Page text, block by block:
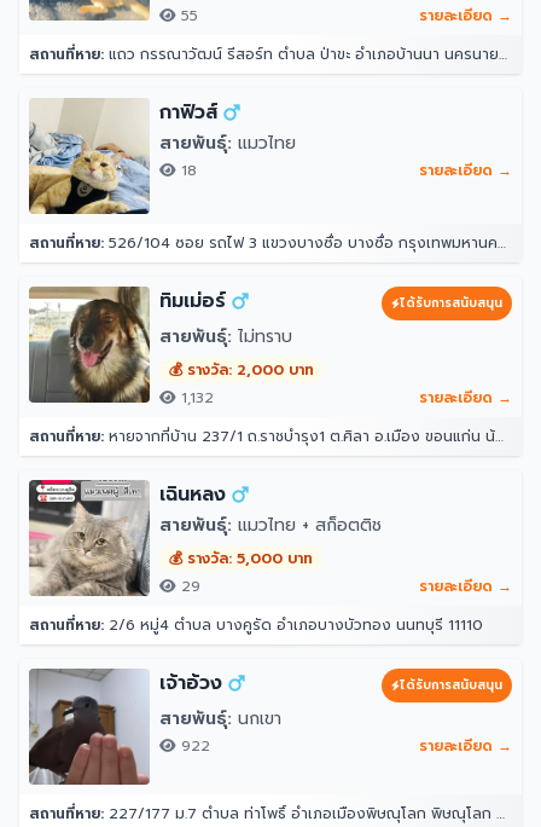
55
รายละเอียด →
สถานที่หาย: แถว กรรณาวัฒน์ รีสอร์ท ตำบล ป่าขะ อำเภอบ้านนา นครนายก 26110
กาฟิวส์
สายพันธุ์: แมวไทย
18 รายละเอียด →
สถานที่หาย: 526/104 ซอย รถไฟ 3 แขวงบางซื่อ บางซื่อ กรุงเทพมหานคร 10800
ทิมเม่อร์ ได้รับการสนับสนุน
สายพันธุ์: ไม่ทราบ
💰 รางวัล: 2,000 บาท
1,132
รายละเอียด →
สถานที่หาย: หายจากที่บ้าน 237/1 ถ.ราชบำรุง1 ต.ศิลา อ.เมือง ขอนแก่น น้องลอดรั้วบ้านออกไปตอนกลางคืนหลังเที่ยงคืนแล้วไม่ได้กลับเข้ามาอีก ตอนออกไปออกไป 3 ตัว แต่เช้ามาเจอกลับมาแค่ 2 ตัว น้องเคยหายไปแบบนี้ 3 วันเรากลับมา
เฉินหลง
สายพันธุ์: แมวไทย + สก็อตติช
💰 รางวัล: 5,000 บาท
29
รายละเอียด →
สถานที่หาย: 2/6 หมู่4 ตำบล บางคูรัด อำเภอบางบัวทอง นนทบุรี 11110
เจ้าอ้วง ได้รับการสนับสนุน
สายพันธุ์: นกเขา
922 รายละเอียด →
สถานที่หาย: 227/177 ม.7 ตำบล ท่าโพธิ์ อำเภอเมืองพิษณุโลก พิษณุโลก 65000